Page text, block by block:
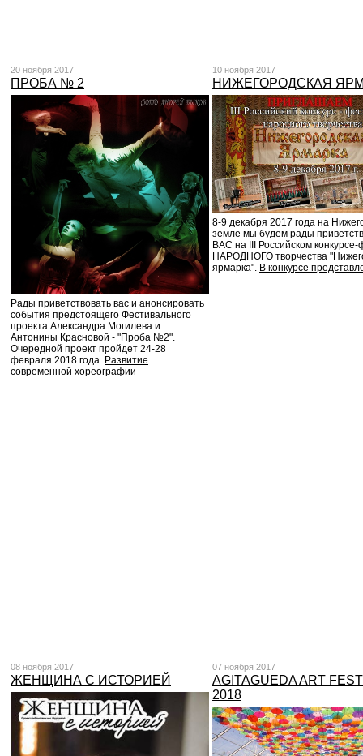
20 ноября 2017
ПРОБА № 2
Рады приветствовать вас и анонсировать
события предстоящего Фестивального
проекта Александра Могилева и
Антонины Красновой - "Проба №2".
Очередной проект пройдет 24-28
февраля 2018 года. Развитие
современной хореографии
10 ноября 2017
НИЖЕГОРОДСКАЯ
8-9 декабря 2017 года на
земле мы будем рады
ВАС на III Российском
НАРОДНОГО творчества
ярмарка". В конкурсе
08 ноября 2017
ЖЕНЩИНА С ИСТОРИЕЙ
07 ноября 2017
AGITAGUEDA ART
2018